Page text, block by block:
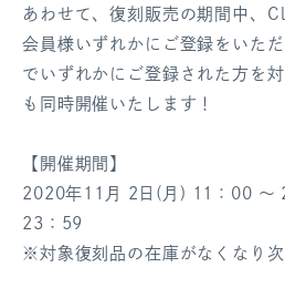
あわせて、復刻販売の期間中、
会員様いずれかにご登録をいた
でいずれかにご登録された方を
も同時開催いたします！
【開催期間】
2020年11月 2日(月) 11：00 ～
23：59
※対象復刻品の在庫がなくなり次